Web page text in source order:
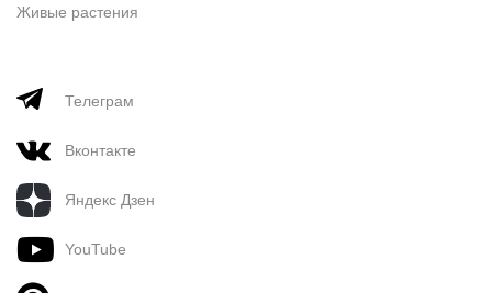
Живые растения
Телеграм
Вконтакте
Яндекс Дзен
YouTube